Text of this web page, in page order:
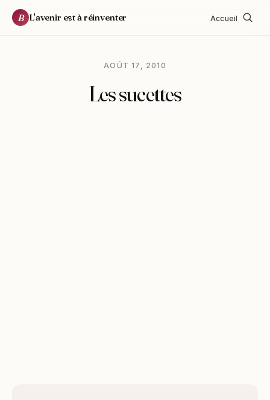
B L'avenir est à réinventer Accueil
AOÛT 17, 2010
Les sucettes